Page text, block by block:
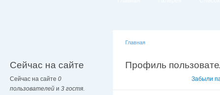
Сейчас на сайте
Сейчас на сайте 0
пользователей и 3 гостя.
Главная
Профиль
Забыли